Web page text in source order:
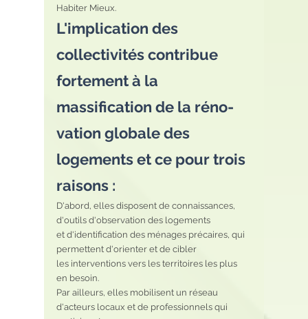
Habiter Mieux.
L'implication des
collectivités contribue
fortement à la
massification de la réno-
vation globale des
logements et ce pour trois
raisons :
D'abord, elles disposent de connaissances,
d'outils d'observation des logements
et d'identification des ménages précaires, qui
permettent d'orienter et de cibler
les interventions vers les territoires les plus
en besoin.
Par ailleurs, elles mobilisent un réseau
d'acteurs locaux et de professionnels qui